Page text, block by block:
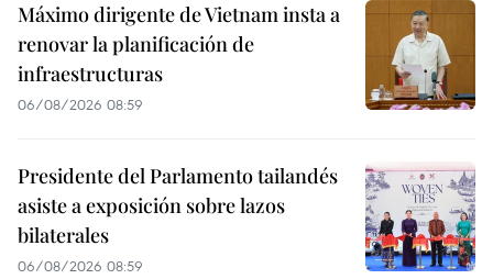
Máximo dirigente de Vietnam insta a
renovar la planificación de
infraestructuras
06/08/2026 08:59
Presidente del Parlamento tailandés
asiste a exposición sobre lazos
bilaterales
06/08/2026 08:59